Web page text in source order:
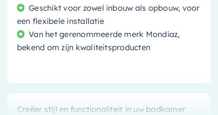
Geschikt voor zowel inbouw als opbouw, voor
een flexibele installatie
Van het gerenommeerde merk Mondiaz,
bekend om zijn kwaliteitsproducten
Creëer stijl en functionaliteit in uw badkamer